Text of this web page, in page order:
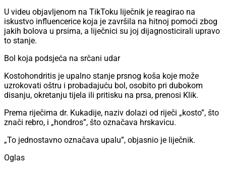
U videu objavljenom na TikToku liječnik je reagirao na
iskustvo influencerice koja je završila na hitnoj pomoći zbog
jakih bolova u prsima, a liječnici su joj dijagnosticirali upravo
to stanje.
Bol koja podsjeća na srčani udar
Kostohondritis je upalno stanje prsnog koša koje može
uzrokovati oštru i probadajuću bol, osobito pri dubokom
disanju, okretanju tijela ili pritisku na prsa, prenosi Klik.
Prema riječima dr. Kukadije, naziv dolazi od riječi „kosto”, što
znači rebro, i „hondros”, što označava hrskavicu.
„To jednostavno označava upalu”, objasnio je liječnik.
Oglas